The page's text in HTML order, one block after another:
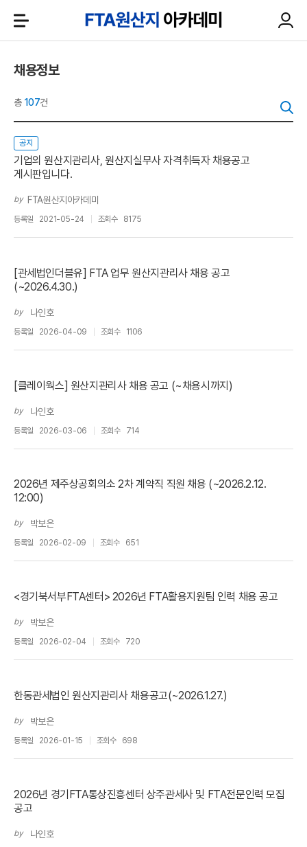
채용정보
총 107건
공지
기업의 원산지관리사, 원산지실무사 자격취득자 채용공고
게시판입니다.
by FTA원산지아카데미
등록일 2021-05-24 조회수 8175
[관세법인더블유] FTA 업무 원산지관리사 채용 공고
(~2026.4.30.)
by 나인호
등록일 2026-04-09 조회수 1106
[클레이웍스] 원산지관리사 채용 공고 (~채용시까지)
by 나인호
등록일 2026-03-06 조회수 714
2026년 제주상공회의소 2차 계약직 직원 채용 (~2026.2.12.
12:00)
by 박보은
등록일 2026-02-09 조회수 651
<경기북서부FTA센터> 2026년 FTA활용지원팀 인력 채용 공고
by 박보은
등록일 2026-02-04 조회수 720
한동관세법인 원산지관리사 채용공고(~2026.1.27.)
by 박보은
등록일 2026-01-15 조회수 698
2026년 경기FTA통상진흥센터 상주관세사 및 FTA전문인력 모집
공고
by 나인호